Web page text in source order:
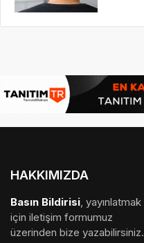
HAKKIMIZDA
Basın Bildirisi, yayınlatmak
için iletişim formumuz
üzerinden bize yazabilirsiniz.